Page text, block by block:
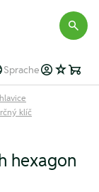
Sprache
klíč
hexagon